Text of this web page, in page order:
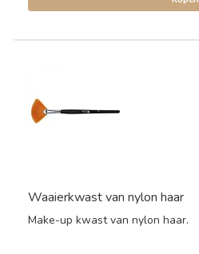
Waaierkwast van nylon haar
Make-up kwast van nylon haar.